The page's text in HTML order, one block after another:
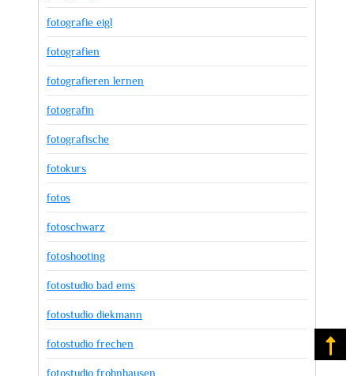
fotografie eigl
fotografien
fotografieren lernen
fotografin
fotografische
fotokurs
fotos
fotoschwarz
fotoshooting
fotostudio bad ems
fotostudio diekmann
fotostudio frechen
fotostudio frohnhausen